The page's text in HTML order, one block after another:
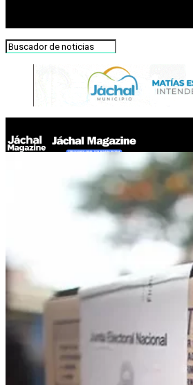
Jáchal Magazine
Todo listo en Jáchal: 20.274 votantes
14 circuitos electorales